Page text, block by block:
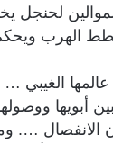
لحنجل
الهرب
الغيبي …
أبويها
الانفصال ….